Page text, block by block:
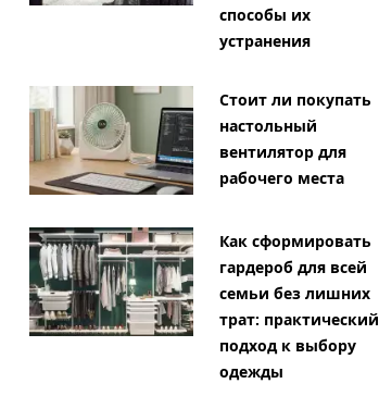
способы их
устранения
Стоит ли покупать
настольный
вентилятор для
рабочего места
Как сформировать
гардероб для всей
семьи без лишних
трат: практический
подход к выбору
одежды